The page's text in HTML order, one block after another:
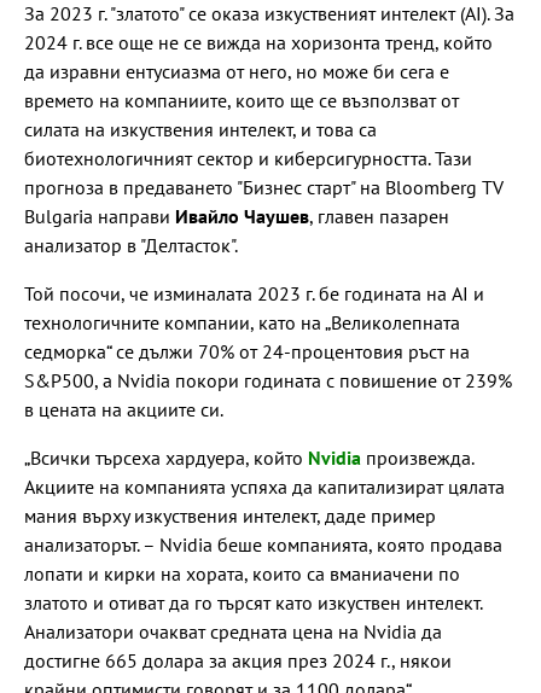
За 2023 г. "златото" се оказа изкуственият интелект (AI). За
2024 г. все още не се вижда на хоризонта тренд, който
да изравни ентусиазма от него, но може би сега е
времето на компаниите, които ще се възползват от
силата на изкуствения интелект, и това са
биотехнологичният сектор и киберсигурността. Тази
прогноза в предаването "Бизнес старт" на Bloomberg TV
Bulgaria направи Ивайло Чаушев, главен пазарен
анализатор в "Делтасток".
Той посочи, че изминалата 2023 г. бе годината на AI и
технологичните компании, като на „Великолепната
седморка“ се дължи 70% от 24-процентовия ръст на
S&P500, а Nvidia покори годината с повишение от 239%
в цената на акциите си.
„Всички търсеха хардуера, който Nvidia произвежда.
Акциите на компанията успяха да капитализират цялата
мания върху изкуствения интелект, даде пример
анализаторът. – Nvidia беше компанията, която продава
лопати и кирки на хората, които са вманиачени по
златото и отиват да го търсят като изкуствен интелект.
Анализатори очакват средната цена на Nvidia да
достигне 665 долара за акция през 2024 г., някои